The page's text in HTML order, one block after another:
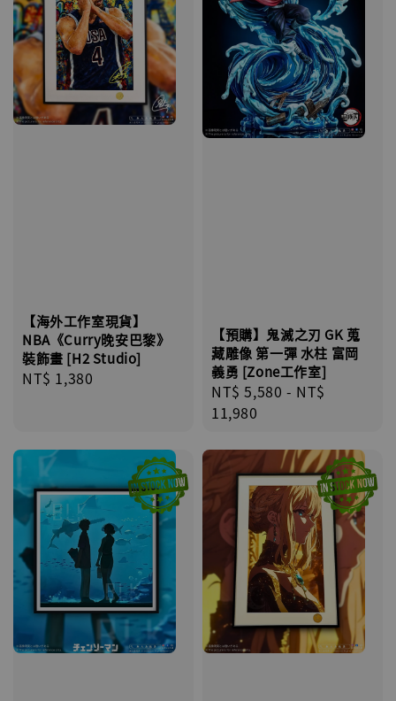
【海外工作室現貨】
NBA《Curry晚安巴黎》
裝飾畫 [H2 Studio]
Regular
NT$ 1,380
【預購】鬼滅之刃 GK 蒐
藏雕像 第一彈 水柱 富岡
義勇 [Zone工作室]
Regular
price
NT$ 5,580 - NT$
11,980